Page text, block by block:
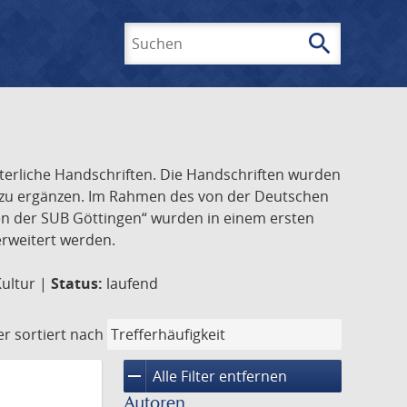
search
Handschriften. Die Handschriften wurden
ergänzen. Im Rahmen des von der Deutschen
SUB Göttingen“ wurden in einem ersten
werden.
| Status: laufend
sortiert nach
remove Alle Filter entfernen